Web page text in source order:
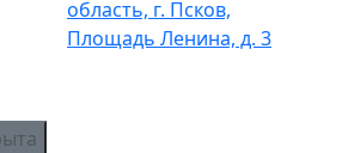
область, г. Псков,
Площадь Ленина, д. 3